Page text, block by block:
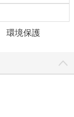
環境保護